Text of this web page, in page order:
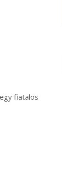
fiatalos